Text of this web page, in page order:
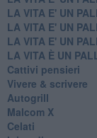
LA VITA E' UN
LA VITA E' UN
LA VITA E' UN
LA VITA È UN
Cattivi pensieri
Vivere & scrivere
Autogrill
Malcom X
Celati